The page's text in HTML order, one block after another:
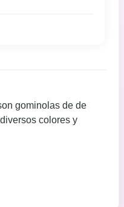
gominolas de de
colores y